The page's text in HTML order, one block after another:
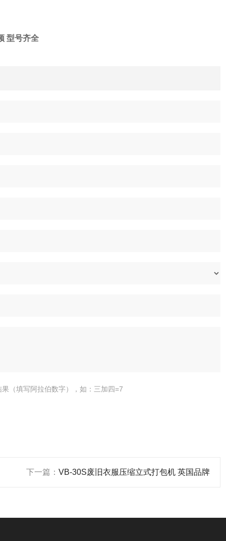
型号齐全
（填写阿拉伯数字），如：三加四=7
下一篇： VB-30S废旧衣服压缩立式打包机 英国品牌